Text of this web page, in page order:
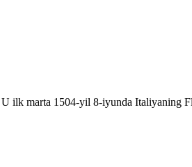
marta 1504-yil 8-iyunda Italiyaning